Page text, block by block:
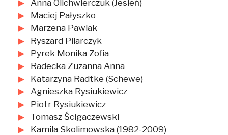
Anna Olichwierczuk (Jesień)
Maciej Pałyszko
Marzena Pawlak
Ryszard Pilarczyk
Pyrek Monika Zofia
Radecka Zuzanna Anna
Katarzyna Radtke (Schewe)
Agnieszka Rysiukiewicz
Piotr Rysiukiewicz
Tomasz Ścigaczewski
Kamila Skolimowska (1982-2009)